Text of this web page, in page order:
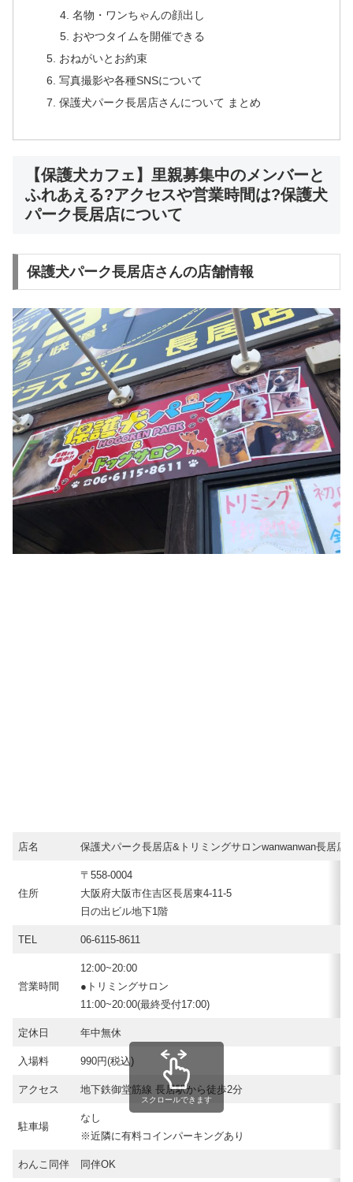
名物・ワンちゃんの顔出し
おやつタイムを開催できる
おねがいとお約束
写真撮影や各種SNSについて
保護犬パーク長居店さんについて まとめ
【保護犬カフェ】里親募集中のメンバーと
ふれあえる?アクセスや営業時間は?保護犬
パーク長居店について
保護犬パーク長居店さんの店舗情報
店名 保護犬パーク長居店&トリミングサロンwanwanwan長居店
住所
〒558-0004
大阪府大阪市住吉区長居東4-11-5
日の出ビル地下1階
TEL 06-6115-8611
営業時間
12:00~20:00
●トリミングサロン
11:00~20:00(最終受付17:00)
定休日 年中無休
入場料 990円(税込)
アクセス 地下鉄御堂筋線 長居駅から徒歩2分
駐車場
なし
※近隣に有料コインパーキングあり
わんこ同伴 同伴OK
スクロールできます